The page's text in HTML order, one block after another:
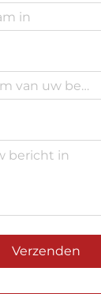
Verzenden